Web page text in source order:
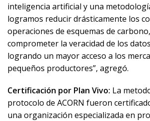
inteligencia artificial y una
logramos reducir drásticamente los
operaciones de esquemas de
comprometer la veracidad de los
logrando un mayor acceso a los
pequeños productores”, agregó.
Certificación por Plan Vivo: La
protocolo de ACORN fueron
una organización especializada en